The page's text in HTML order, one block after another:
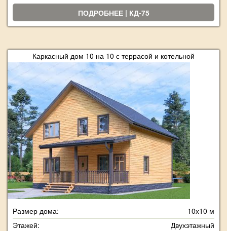
ПОДРОБНЕЕ | КД-75
Каркасный дом 10 на 10 с террасой и котельной
Размер дома:
10х10 м
Этажей:
Двухэтажный